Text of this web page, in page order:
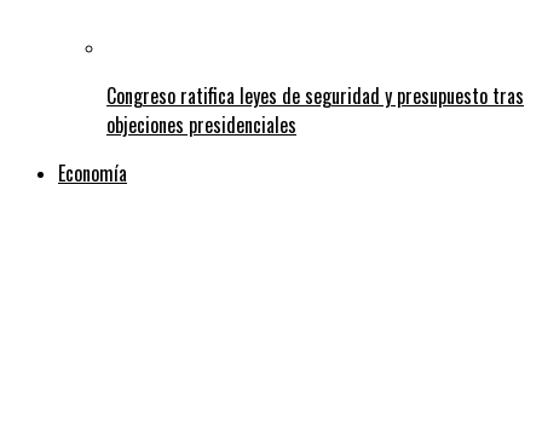
Congreso ratifica leyes de seguridad y presupuesto tras
objeciones presidenciales
Economía